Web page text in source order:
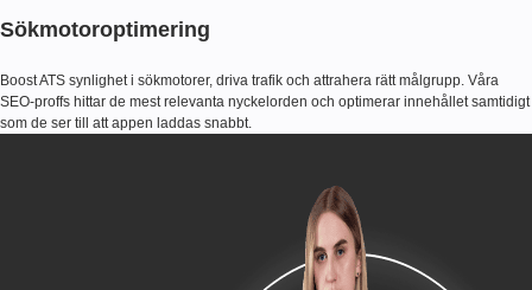
Sökmotoroptimering
Boost ATS synlighet i sökmotorer, driva trafik och attrahera rätt målgrupp. Våra
SEO-proffs hittar de mest relevanta nyckelorden och optimerar innehållet samtidigt
som de ser till att appen laddas snabbt.